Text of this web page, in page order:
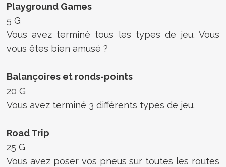
Playground Games
5 G
Vous avez terminé tous les types de jeu. Vous
vous êtes bien amusé ?
Balançoires et ronds-points
20 G
Vous avez terminé 3 différents types de jeu.
Road Trip
25 G
Vous avez poser vos pneus sur toutes les routes